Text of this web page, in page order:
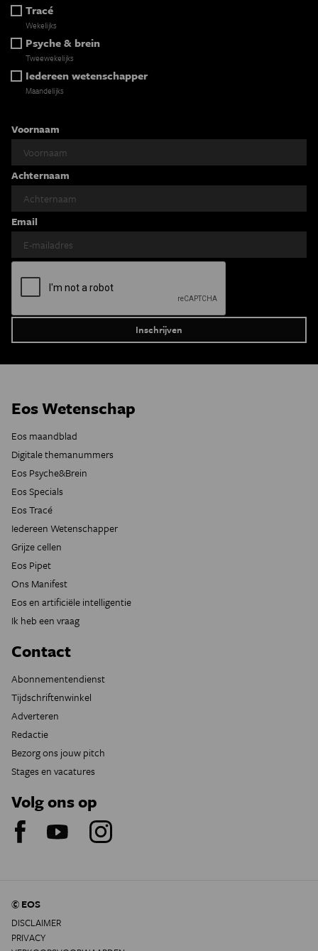
Tracé
Wekelijks
Psyche & brein
Tweewekelijks
Iedereen wetenschapper
Maandelijks
Voornaam
Achternaam
Email
Eos Wetenschap
Eos maandblad
Digitale themanummers
Eos Psyche&Brein
Eos Specials
Eos Tracé
Iedereen Wetenschapper
Grijze cellen
Eos Pipet
Ons Manifest
Eos en artificiële intelligentie
Ik heb een vraag
Contact
Abonnementendienst
Tijdschriftenwinkel
Adverteren
Redactie
Bezorg ons jouw pitch
Stages en vacatures
Volg ons op
© EOS
DISCLAIMER
PRIVACY